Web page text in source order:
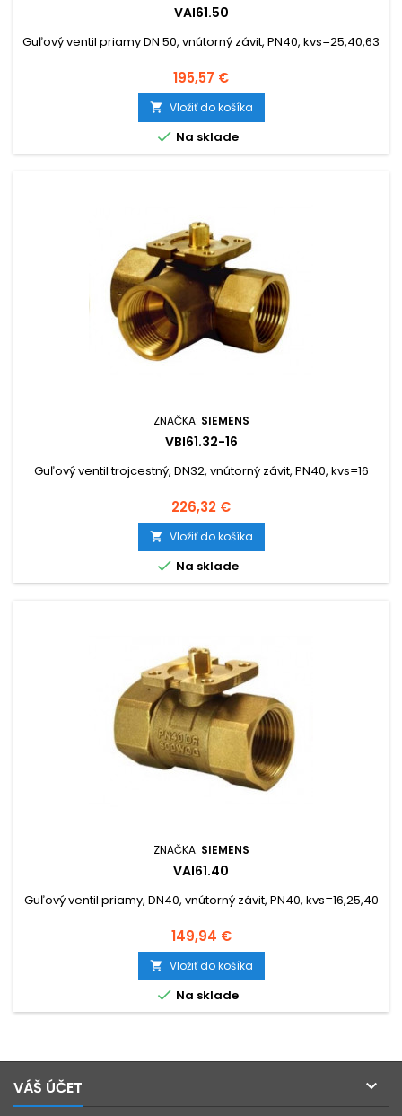
VAI61.50
Guľový ventil priamy DN 50, vnútorný závit, PN40, kvs=25,40,63
Cena
195,57 €
 Vložiť do košíka
 Na sklade
ZNAČKA: SIEMENS
VBI61.32-16
Guľový ventil trojcestný, DN32, vnútorný závit, PN40, kvs=16
Cena
226,32 €
 Vložiť do košíka
 Na sklade
ZNAČKA: SIEMENS
VAI61.40
Guľový ventil priamy, DN40, vnútorný závit, PN40, kvs=16,25,40
Cena
149,94 €
 Vložiť do košíka
 Na sklade
VÁŠ ÚČET 